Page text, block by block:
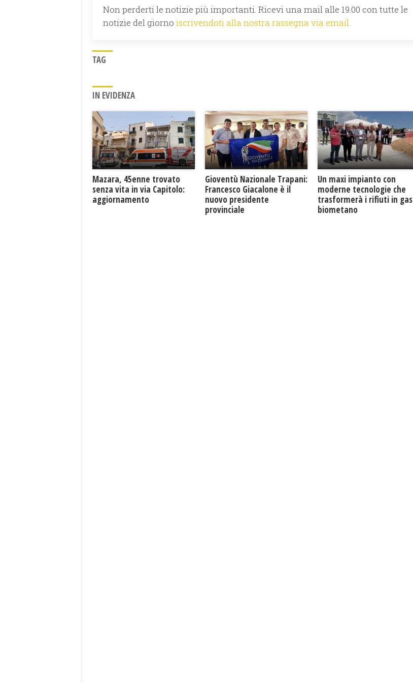
Non perderti le notizie più importanti. Ricevi una mail alle 19.00 con tutte le
notizie del giorno iscrivendoti alla nostra rassegna via email.
TAG
IN EVIDENZA
Mazara, 45enne trovato
senza vita in via Capitolo:
aggiornamento
Gioventù Nazionale Trapani:
Francesco Giacalone è il
nuovo presidente
provinciale
Un maxi impianto con
moderne tecnologie che
trasformerà i rifiuti in gas
biometano